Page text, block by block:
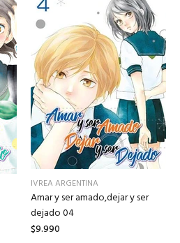
IVREA ARGENTINA
Amar y ser amado,dejar y ser
dejado 04
$9.990